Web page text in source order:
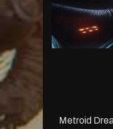
Metroid